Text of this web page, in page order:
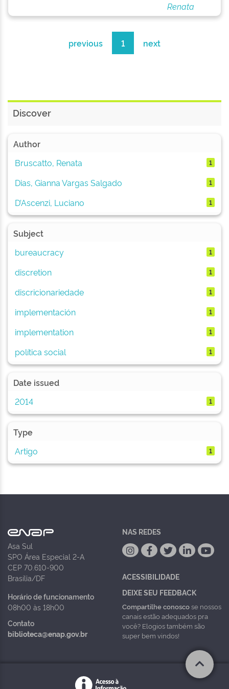
Renata
previous 1 next
Discover
Author
Bruscatto, Renata
1
Dias, Gianna Vargas Salgado 1
D’Ascenzi, Luciano 1
Subject
bureaucracy
1
discretion 1
discricionariedade 1
implementación 1
implementation 1
política social 1
Date issued
2014
1
Type
Artigo
1
Asa Sul
SPO Área Especial 2-A
CEP 70.610-900
Brasília/DF
Horário de funcionamento
08h00 às 18h00
Contato
biblioteca@enap.gov.br
NAS REDES
ACESSIBILIDADE
DEIXE SEU FEEDBACK
Compartilhe conoscose nossos
canais estão adequados pra
você? Elogios também são
super bem vindos!